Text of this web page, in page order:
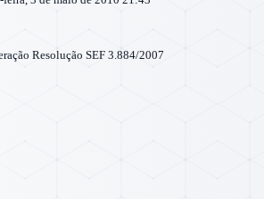
Resolução SEF 3.884/2007